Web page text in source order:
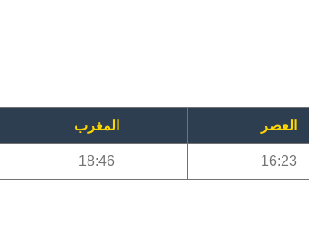
العصر المغرب
16:23
18:46